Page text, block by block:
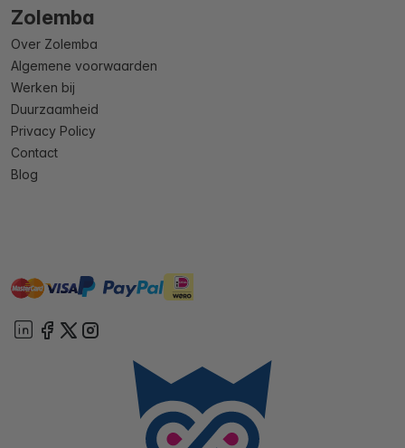
Zolemba
Over Zolemba
Algemene voorwaarden
Werken bij
Duurzaamheid
Privacy Policy
Contact
Blog
mastervisa paypal ideal